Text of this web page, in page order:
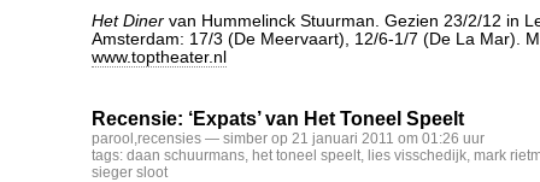
Het Diner van Hummelinck Stuurman. Gezien 23/2/12 in
Amsterdam: 17/3 (De Meervaart), 12/6-1/7 (De La Mar).
www.toptheater.nl
Recensie: ‘Expats’ van Het Toneel Speelt
parool ,recensies — simber op 21 januari 2011 om 01:26 uur
tags: daan schuurmans, het toneel speelt, lies visschedijk, mark
sieger sloot